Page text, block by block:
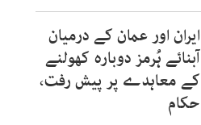
ایران اور عمان کے درمیان
آبنائے ہُرمز دوبارہ کھولنے
کے معاہدے پر پیش رفت،
حکام